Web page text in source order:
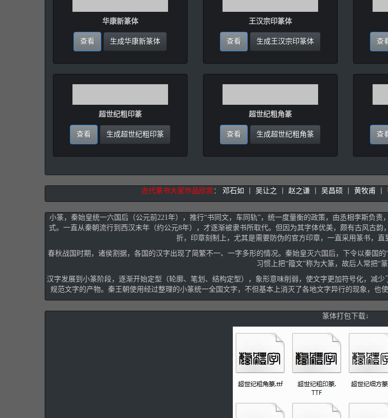
华康新篆体
查看 生成华康新篆体
王汉宗印篆体
查看 生成王汉宗印篆体 查
超世纪粗印篆
查看 生成超世纪粗印篆
超世纪粗角篆
查看 生成超世纪粗角篆 查
古代篆书大家作品欣赏 ： 邓石如 吴让之 赵之谦 吴昌硕 黄牧甫
小篆，秦始皇统一六国后（公元前221年），推行“书同文，车同轨”，统一度量衡的政策，由丞相李斯负
式。一直从秦朝流行到西汉末年（约公元8年），才逐渐被隶书所取代。但因为其字体优美，颇有古风古
折，印章刻制上，尤其是需要防伪的官方印章，一直采用篆书，直
春秋战国时期，诸侯割据，各国的汉字出现了简繁不一、一字多形的情况。秦始皇灭六国后，下令以秦国
习惯上把“籀文”称为大篆，故后人常把“篆
汉字发展到小篆阶段，逐渐开始定型（轮廓、笔划、结构定型），象形意味削弱，使文字更加符号化，减
规范文字的产物。秦王朝使用经过整理的小篆统一全国文字，不但基本上消灭了各地文字异行的现象，也
篆体打包下载↓